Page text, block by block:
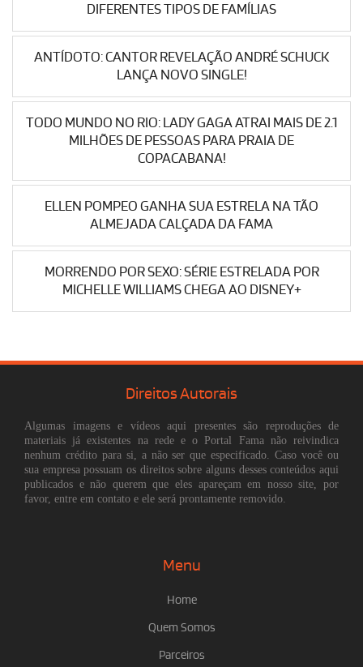
DIFERENTES TIPOS DE FAMÍLIAS
ANTÍDOTO: CANTOR REVELAÇÃO ANDRÉ SCHUCK
LANÇA NOVO SINGLE!
TODO MUNDO NO RIO: LADY GAGA ATRAI MAIS DE 2.1
MILHÕES DE PESSOAS PARA PRAIA DE
COPACABANA!
ELLEN POMPEO GANHA SUA ESTRELA NA TÃO
ALMEJADA CALÇADA DA FAMA
MORRENDO POR SEXO: SÉRIE ESTRELADA POR
MICHELLE WILLIAMS CHEGA AO DISNEY+
Direitos Autorais
Algumas imagens e vídeos aqui presentes são reproduções de
materiais já existentes na rede e o Portal Fama não reivindica
nenhum crédito para si, a não ser que especificado. Caso você ou
sua empresa possuam os direitos sobre alguns desses conteúdos aqui
publicados e não querem que eles apareçam em nosso site, por
favor, entre em contato e ele será prontamente removido.
Menu
Home
Quem Somos
Parceiros